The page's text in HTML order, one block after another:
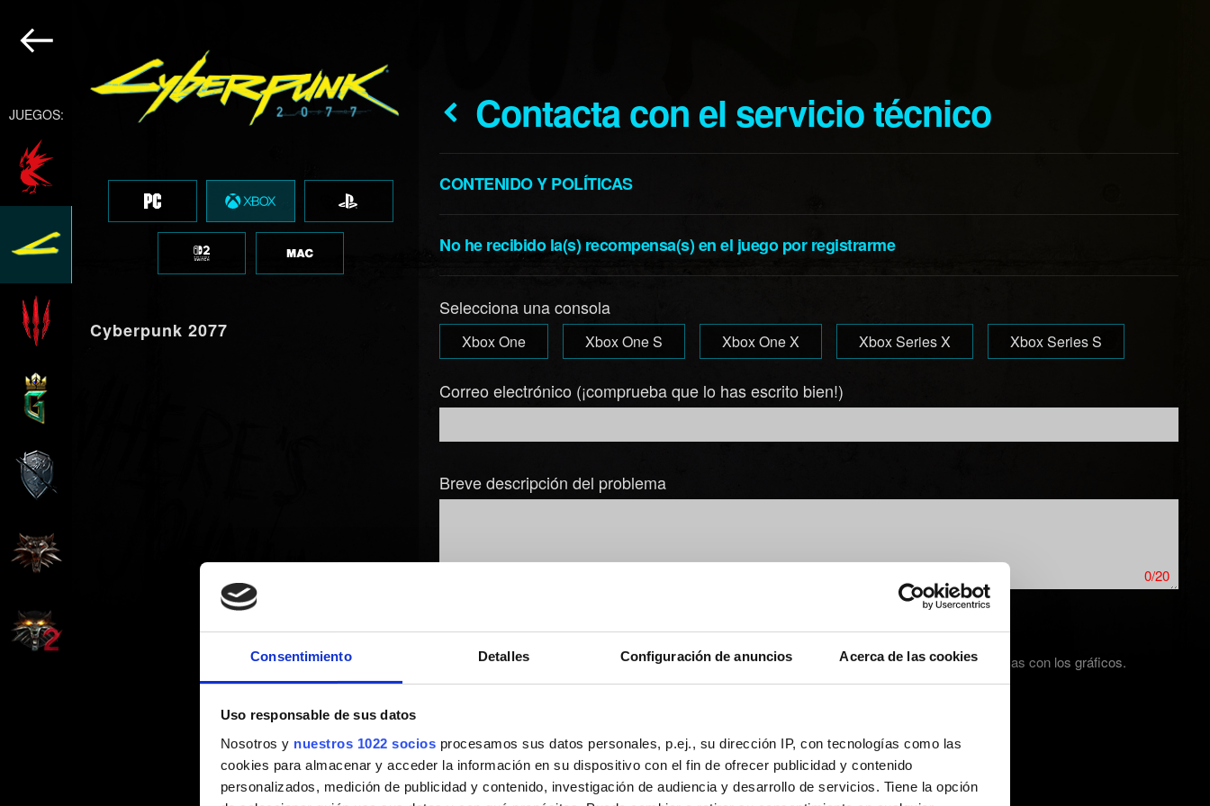
Consentimiento Detalles Configuración de anuncios Acerca de las cookies
Uso responsable de sus datos
Nosotros y nuestros 1022 socios procesamos sus datos personales, p.ej., su dirección IP, con tecnologías como las
cookies para almacenar y acceder la información en su dispositivo con el fin de ofrecer publicidad y contenido
personalizados, medición de publicidad y contenido, investigación de audiencia y desarrollo de servicios. Tiene la opción
JUEGOS:
Cyberpunk 2077
Contacta con el servicio técnico
CONTENIDO Y POLÍTICAS
No he recibido la(s) recompensa(s) en el juego por registrarme
Selecciona una consola
Xbox One Xbox One S Xbox One X Xbox Series X Xbox Series S
Correo electrónico (¡comprueba que lo has escrito bien!)
Breve descripción del problema
0/20
Añadir archivo
Puedes adjuntar un archivo a tu informe, por ejemplo: una captura de pantalla en caso de problemas con los gráficos.
Límite: 12 MB.